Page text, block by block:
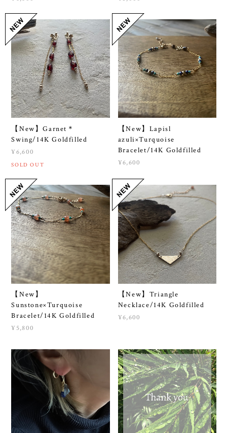
【New】Garnet＊
Swing/14K Goldfilled
¥6,600
SOLD OUT
【New】Lapisl
azuli×Turquoise
Bracelet/14K Goldfilled
¥6,600
【New】
Sunstone×Turquoise
Bracelet/14K Goldfilled
¥5,800
【New】Triangle
Necklace/14K Goldfilled
¥6,600